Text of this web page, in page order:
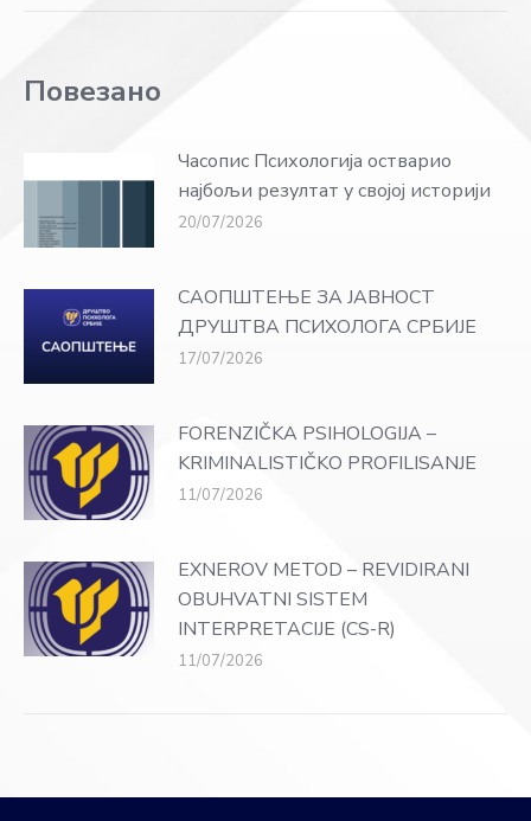
Повезано
Часопис Психологија остварио
најбољи резултат у својој историји
20/07/2026
САОПШТЕЊЕ ЗА ЈАВНОСТ
ДРУШТВА ПСИХОЛОГА СРБИЈЕ
17/07/2026
FORENZIČKA PSIHOLOGIJA –
KRIMINALISTIČKO PROFILISANJE
11/07/2026
EXNEROV METOD – REVIDIRANI
OBUHVATNI SISTEM
INTERPRETACIJE (CS-R)
11/07/2026